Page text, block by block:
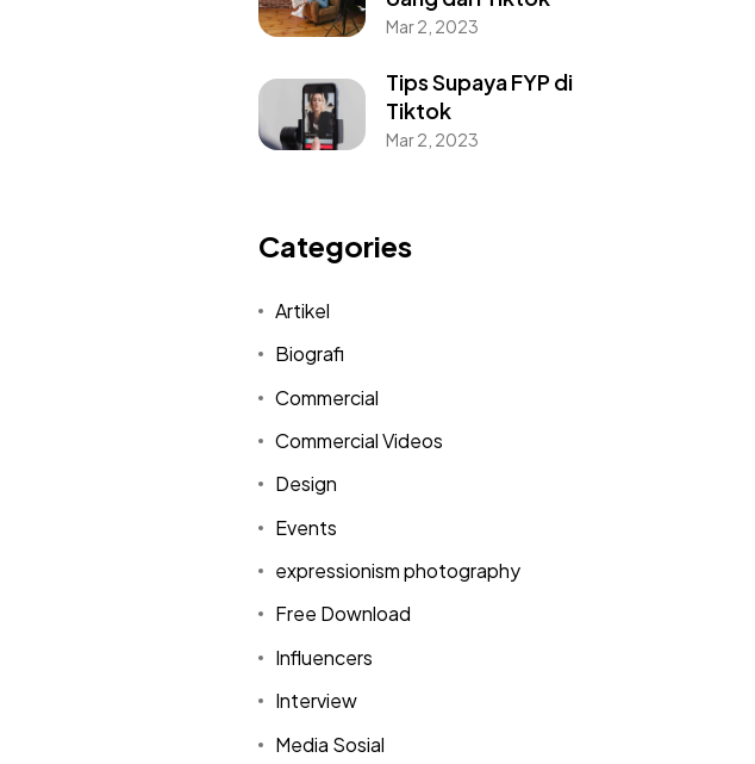
Mar 2, 2023
Tips Supaya FYP di
Tiktok
Mar 2, 2023
Categories
Artikel
Biografi
Commercial
Commercial Videos
Design
Events
expressionism photography
Free Download
Influencers
Interview
Media Sosial